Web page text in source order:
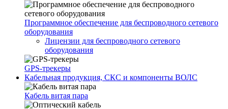
Программное обеспечение для беспроводного сетевого
оборудования
Лицензии для беспроводного сетевого
оборудования
GPS-трекеры
Кабельная продукция, СКС и компоненты ВОЛС
Кабель витая пара